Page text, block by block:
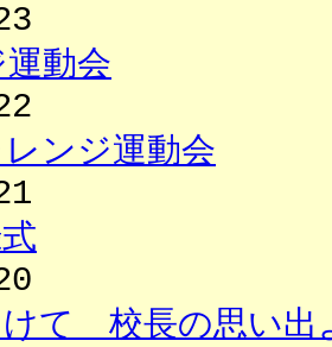
動会
ンジ運動会
けて 校長の思い出